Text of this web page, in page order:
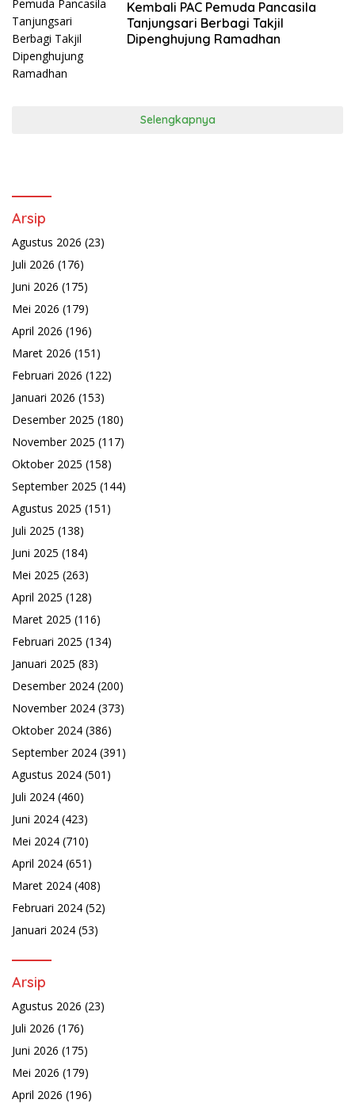
Kembali PAC Pemuda Pancasila
Tanjungsari Berbagi Takjil
Dipenghujung Ramadhan
Selengkapnya
Arsip
Agustus 2026 (23)
Juli 2026 (176)
Juni 2026 (175)
Mei 2026 (179)
April 2026 (196)
Maret 2026 (151)
Februari 2026 (122)
Januari 2026 (153)
Desember 2025 (180)
November 2025 (117)
Oktober 2025 (158)
September 2025 (144)
Agustus 2025 (151)
Juli 2025 (138)
Juni 2025 (184)
Mei 2025 (263)
April 2025 (128)
Maret 2025 (116)
Februari 2025 (134)
Januari 2025 (83)
Desember 2024 (200)
November 2024 (373)
Oktober 2024 (386)
September 2024 (391)
Agustus 2024 (501)
Juli 2024 (460)
Juni 2024 (423)
Mei 2024 (710)
April 2024 (651)
Maret 2024 (408)
Februari 2024 (52)
Januari 2024 (53)
Arsip
Agustus 2026 (23)
Juli 2026 (176)
Juni 2026 (175)
Mei 2026 (179)
April 2026 (196)